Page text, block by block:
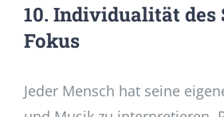
10. Individualität des
Fokus
Jeder Mensch hat seine